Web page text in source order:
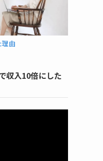
由
収入10倍にした